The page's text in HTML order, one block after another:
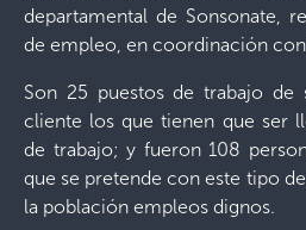
departamental de Sonsonate,
de empleo, en coordinación
Son 25 puestos de trabajo
cliente los que tienen que ser
de trabajo; y fueron 108
que se pretende con este tipo
la población empleos dignos.